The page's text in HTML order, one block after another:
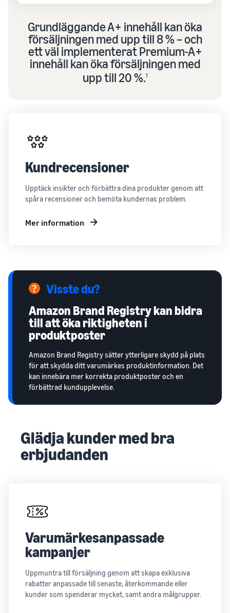
Grundläggande A+ innehåll kan öka
försäljningen med upp till 8 % – och
ett väl implementerat Premium-A+
innehåll kan öka försäljningen med
upp till 20 %.1
Kundrecensioner
Upptäck insikter och förbättra dina produkter genom att
spåra recensioner och bemöta kundernas problem.
Mer information
Visste du?
Amazon Brand Registry kan bidra
till att öka riktigheten i
produktposter
Amazon Brand Registry sätter ytterligare skydd på plats
för att skydda ditt varumärkes produktinformation. Det
kan innebära mer korrekta produktposter och en
förbättrad kundupplevelse.
Glädja kunder med bra
erbjudanden
Varumärkesanpassade
kampanjer
Uppmuntra till försäljning genom att skapa exklusiva
rabatter anpassade till senaste, återkommande eller
kunder som spenderar mycket, samt andra målgrupper.